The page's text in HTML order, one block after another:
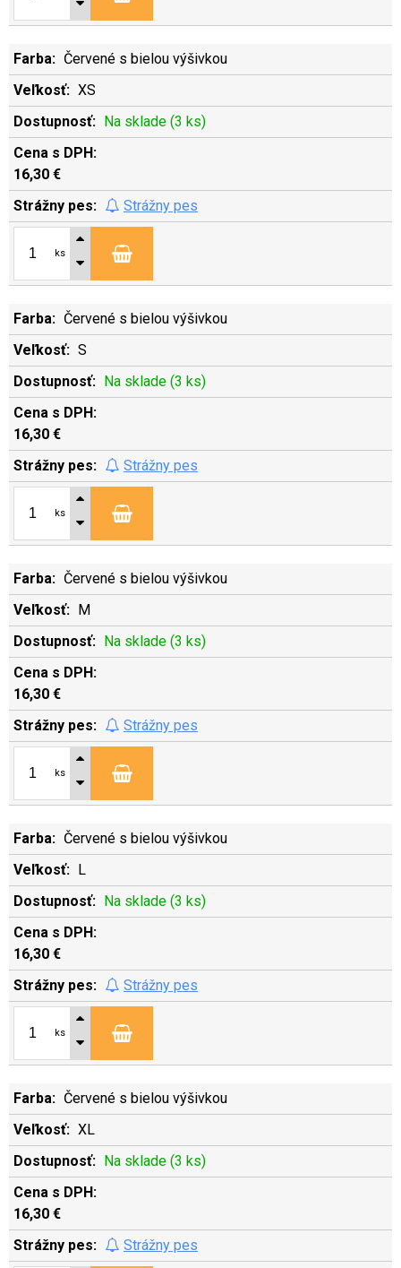
Červené s bielou výšivkou
XS
Na sklade (3 ks)
16,30 €
Strážny pes
ks
Červené s bielou výšivkou
S
Na sklade (3 ks)
16,30 €
Strážny pes
ks
Červené s bielou výšivkou
M
Na sklade (3 ks)
16,30 €
Strážny pes
ks
Červené s bielou výšivkou
L
Na sklade (3 ks)
16,30 €
Strážny pes
ks
Červené s bielou výšivkou
XL
Na sklade (3 ks)
16,30 €
Strážny pes